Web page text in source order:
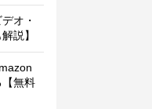
オ・
説】
無料